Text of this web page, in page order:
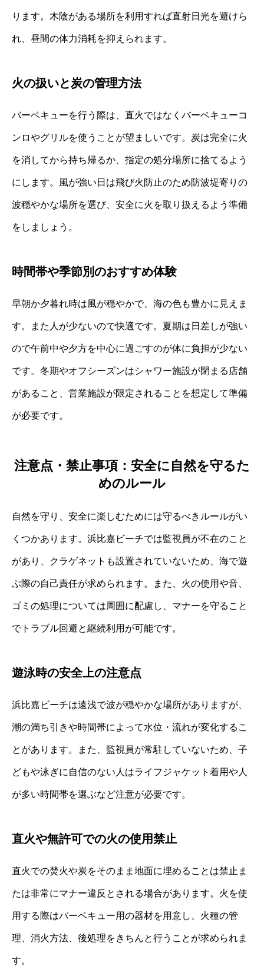
ります。木陰がある場所を利用すれば直射日光を避けら
れ、昼間の体力消耗を抑えられます。
火の扱いと炭の管理方法
バーベキューを行う際は、直火ではなくバーベキューコ
ンロやグリルを使うことが望ましいです。炭は完全に火
を消してから持ち帰るか、指定の処分場所に捨てるよう
にします。風が強い日は飛び火防止のため防波堤寄りの
波穏やかな場所を選び、安全に火を取り扱えるよう準備
をしましょう。
時間帯や季節別のおすすめ体験
早朝か夕暮れ時は風が穏やかで、海の色も豊かに見えま
す。また人が少ないので快適です。夏期は日差しが強い
ので午前中や夕方を中心に過ごすのが体に負担が少ない
です。冬期やオフシーズンはシャワー施設が閉まる店舗
があること、営業施設が限定されることを想定して準備
が必要です。
注意点・禁止事項：安全に自然を守るた
めのルール
自然を守り、安全に楽しむためには守るべきルールがい
くつかあります。浜比嘉ビーチでは監視員が不在のこと
があり、クラゲネットも設置されていないため、海で遊
ぶ際の自己責任が求められます。また、火の使用や音、
ゴミの処理については周囲に配慮し、マナーを守ること
でトラブル回避と継続利用が可能です。
遊泳時の安全上の注意点
浜比嘉ビーチは遠浅で波が穏やかな場所がありますが、
潮の満ち引きや時間帯によって水位・流れが変化するこ
とがあります。また、監視員が常駐していないため、子
どもや泳ぎに自信のない人はライフジャケット着用や人
が多い時間帯を選ぶなど注意が必要です。
直火や無許可での火の使用禁止
直火での焚火や炭をそのまま地面に埋めることは禁止ま
たは非常にマナー違反とされる場合があります。火を使
用する際はバーベキュー用の器材を用意し、火種の管
理、消火方法、後処理をきちんと行うことが求められま
す。